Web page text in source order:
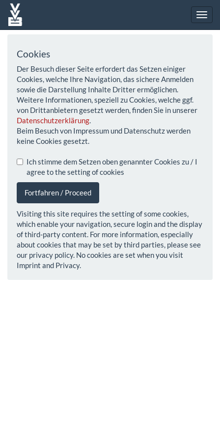
Cookies
Der Besuch dieser Seite erfordert das Setzen einiger
Cookies, welche Ihre Navigation, das sichere Anmelden
sowie die Darstellung Inhalte Dritter ermöglichen.
Weitere Informationen, speziell zu Cookies, welche ggf.
von Drittanbietern gesetzt werden, finden Sie in unserer
Datenschutzerklärung.
Beim Besuch von Impressum und Datenschutz werden
keine Cookies gesetzt.
Ich stimme dem Setzen oben genannter Cookies zu / I
agree to the setting of cookies
Fortfahren / Proceed
Visiting this site requires the setting of some cookies,
which enable your navigation, secure login and the display
of third-party content. For more information, especially
about cookies that may be set by third parties, please see
our privacy policy. No cookies are set when you visit
Imprint and Privacy.